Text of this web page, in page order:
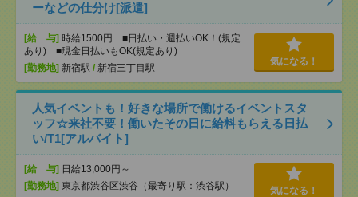
ーなどの仕分け[派遣]
[給 与] 時給1500円 ■日払い・週払いOK！(規定
あり) ■現金日払いもOK(規定あり)
[勤務地] 新宿駅 / 新宿三丁目駅
気になる！
人気イベントも！好きな場所で働けるイベントスタ
ッフ☆来社不要！働いたその日に給料もらえる日払
い/T1[アルバイト]
[給 与] 日給13,000円～
[勤務地] 東京都渋谷区渋谷（最寄り駅：渋谷駅） 気になる！